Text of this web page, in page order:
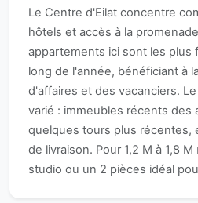
Le Centre d'Eilat concentre
hôtels et accès à la
appartements ici sont les plus
long de l'année, bénéficiant à
d'affaires et des vacanciers.
varié : immeubles récents des
quelques tours plus récentes,
de livraison. Pour 1,2 M à 1,8
studio ou un 2 pièces idéal